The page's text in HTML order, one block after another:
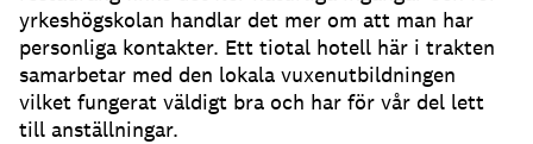
yrkeshögskolan handlar det mer om att man har
personliga kontakter. Ett tiotal hotell här i trakten
samarbetar med den lokala vuxenutbildningen
vilket fungerat väldigt bra och har för vår del lett
till anställningar.